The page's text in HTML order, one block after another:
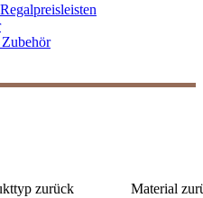
zurück
Material